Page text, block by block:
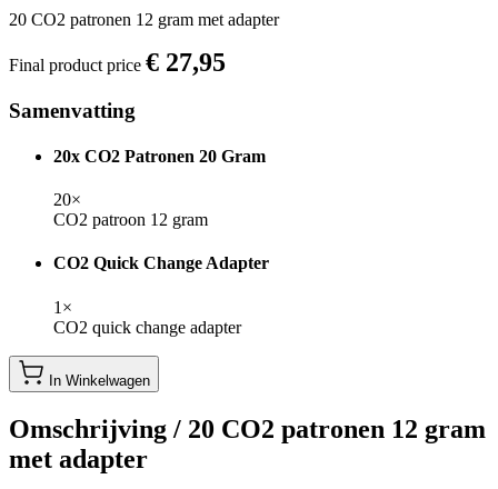
20 CO2 patronen 12 gram met adapter
Final product price € 27,95
Samenvatting
20x CO2 Patronen 20 Gram
20×
CO2 patroon 12 gram
CO2 Quick Change Adapter
1×
CO2 quick change adapter
In Winkelwagen
Omschrijving / 20 CO2 patronen 12 gram
met adapter